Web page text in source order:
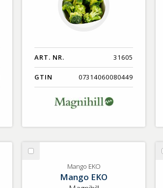
ART. NR. 31605
GTIN 07314060080449
Välj
Mango EKO
Mango EKO